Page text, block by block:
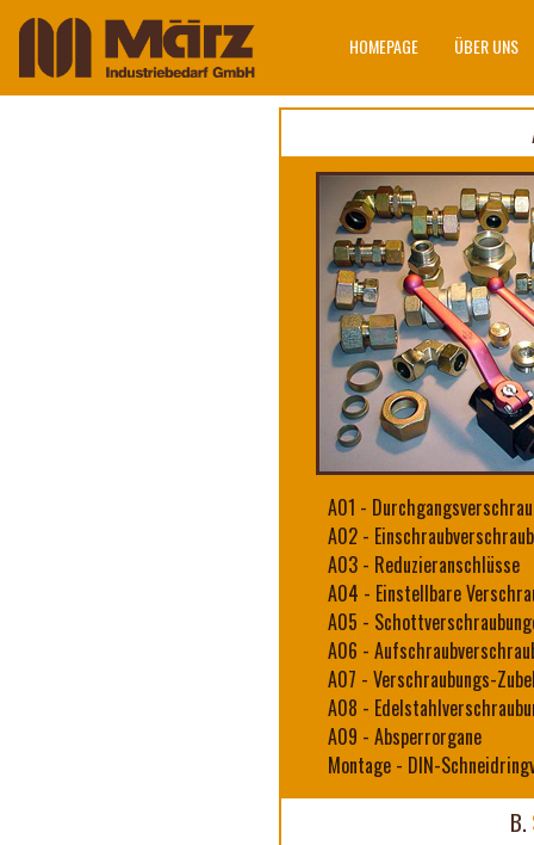
HOMEPAGE ÜBER UNS
A01 -
A02 -
A03 - Reduzieranschlüsse
A04 - Einstellbare
A05 -
A06 -
A07 - Verschraubungs-
A08 -
A09 - Absperrorgane
Montage - DIN-
B.